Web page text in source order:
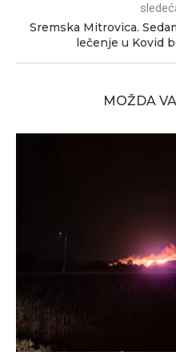
Sremska Mitrovica.
lečenje u Kovid
MOŽDA